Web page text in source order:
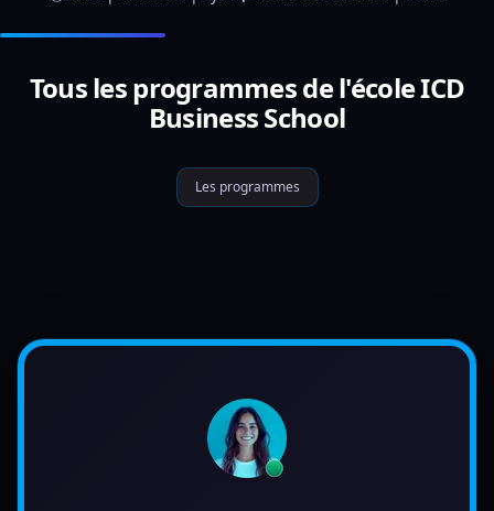
Tous les programmes de l'école ICD
Business School
Les programmes